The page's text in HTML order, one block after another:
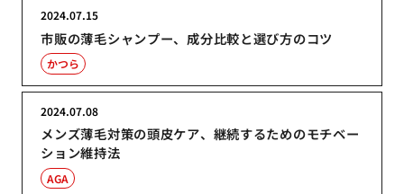
市販の薄毛シャンプー、成分比較と選び方のコツ
2024.07.15
かつら
メンズ薄毛対策の頭皮ケア、継続するためのモチベー
ション維持法
2024.07.08
AGA